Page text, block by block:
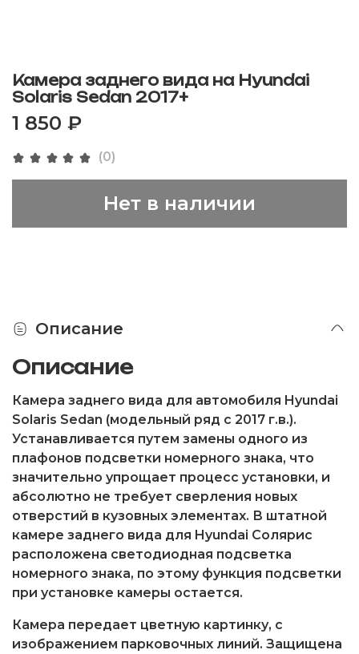
(0)
Камера заднего вида на Hyundai
Solaris Sedan 2017+
1 850 ₽
Нет в наличии
Описание
Описание
Камера заднего вида для автомобиля Hyundai
Solaris Sedan (модельный ряд с 2017 г.в.).
Устанавливается путем замены одного из
плафонов подсветки номерного знака, что
значительно упрощает процесс установки, и
абсолютно не требует сверления новых
отверстий в кузовных элементах. В штатной
камере заднего вида для Hyundai Солярис
расположена светодиодная подсветка
номерного знака, по этому функция подсветки
при установке камеры остается.
Камера передает цветную картинку, с
изображением парковочных линий. Защищена